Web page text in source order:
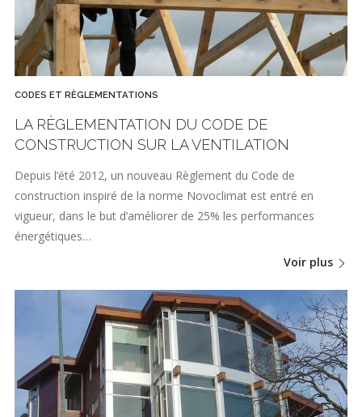
CODES ET RÈGLEMENTATIONS
LA RÈGLEMENTATION DU CODE DE
CONSTRUCTION SUR LA VENTILATION
Depuis l’été 2012, un nouveau Règlement du Code de
construction inspiré de la norme Novoclimat est entré en
vigueur, dans le but d’améliorer de 25% les performances
énergétiques…
Voir plus